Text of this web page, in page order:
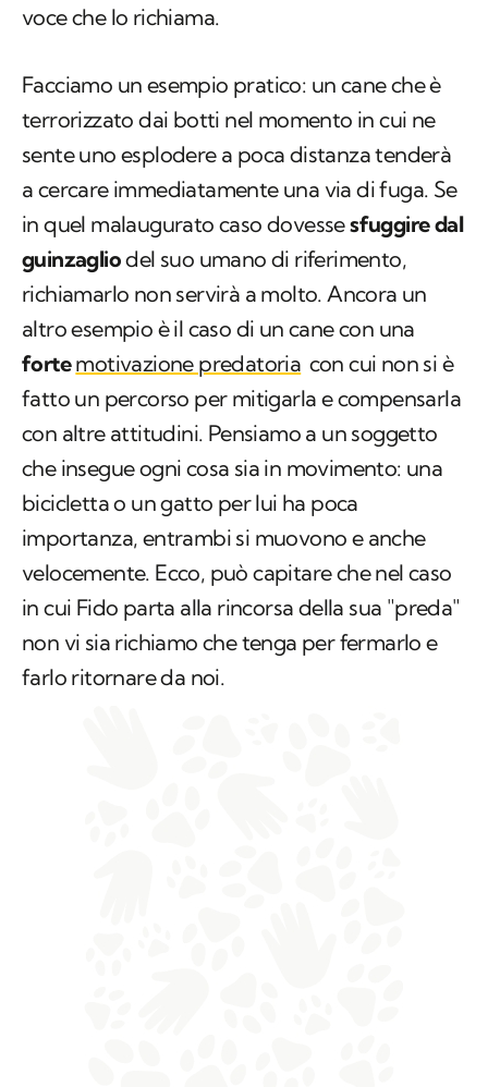
non riesca a "uscirne" sentendo solo la nostra
Facciamo un esempio pratico: un cane che è
terrorizzato dai botti nel momento in cui ne
sente uno esplodere a poca distanza tenderà
a cercare immediatamente una via di fuga. Se
in quel malaugurato caso dovessesfuggire dal
guinzagliodel suo umano di riferimento,
richiamarlo non servirà a molto. Ancora un
altro esempio è il caso di un cane con una
fortemotivazione predatoriacon cui non si è
fatto un percorso per mitigarla e compensarla
con altre attitudini. Pensiamo a un soggetto
che insegue ogni cosa sia in movimento: una
bicicletta o un gatto per lui ha poca
importanza, entrambi si muovono e anche
velocemente. Ecco, può capitare che nel caso
in cui Fido parta alla rincorsa della sua "preda"
non vi sia richiamo che tenga per fermarlo e